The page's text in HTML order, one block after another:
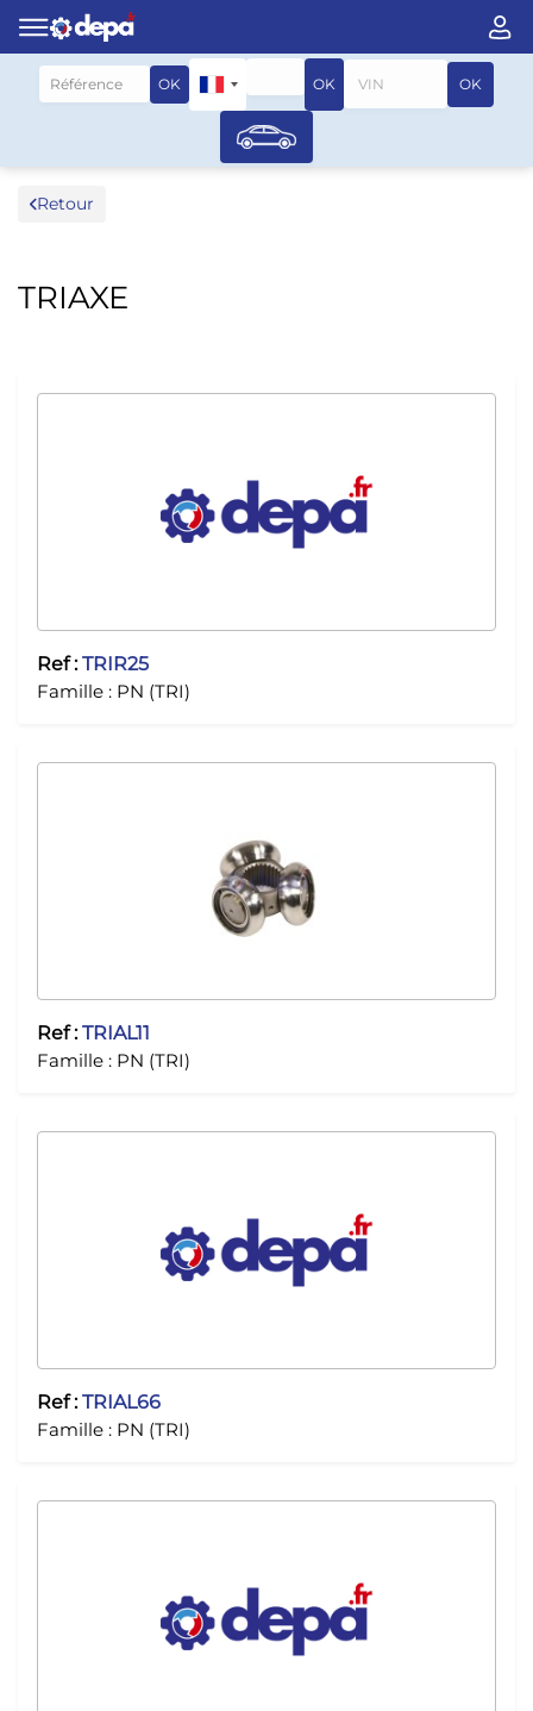
OK OK OK
Rechercher par véhicule
Retour
TRIAXE
Ref :TRIR25
Famille : PN (TRI)
Ref :TRIAL11
Famille : PN (TRI)
Ref :TRIAL66
Famille : PN (TRI)